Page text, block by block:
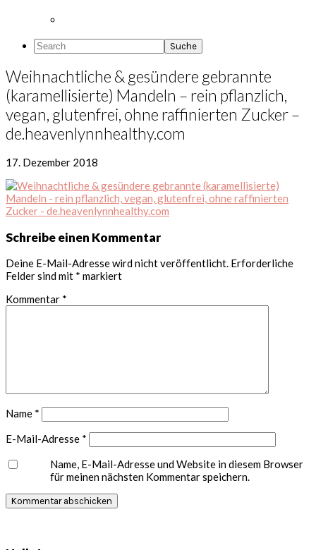
Search
Weihnachtliche & gesündere gebrannte
(karamellisierte) Mandeln – rein pflanzlich,
vegan, glutenfrei, ohne raffinierten Zucker –
de.heavenlynnhealthy.com
17. Dezember 2018
Leser-
Interaktionen
Schreibe einen Kommentar
Deine E-Mail-Adresse wird nicht veröffentlicht. Erforderliche
Felder sind mit * markiert
Kommentar *
Name *
E-Mail-Adresse *
Name, E-Mail-Adresse und Website in diesem Browser
für meinen nächsten Kommentar speichern.